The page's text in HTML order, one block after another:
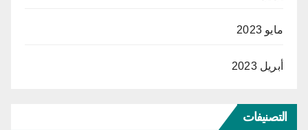
مايو 2023
أبريل 2023
التصنيفات